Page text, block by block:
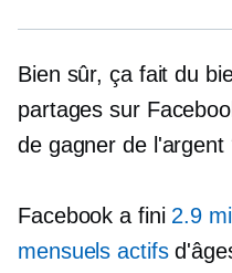
Bien sûr, ça fait du
partages sur
de gagner de l'argent
Facebook a fini 2.9
mensuels actifs